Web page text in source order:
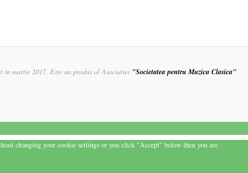
in martie 2017. Este un produs al Asociatiei "Societatea pentru Muzica Clasica"
changing your cookie settings or you click "Accept" below then you are